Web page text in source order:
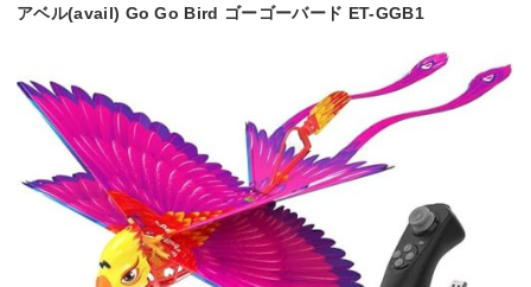
アベル(avail) Go Go Bird ゴーゴーバード ET-GGB1